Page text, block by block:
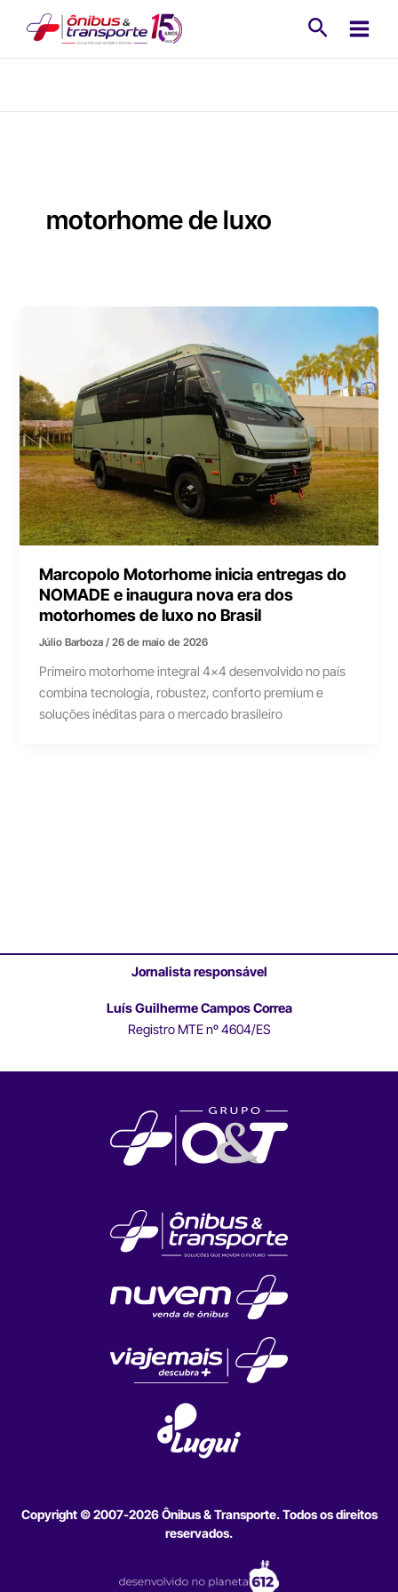
motorhome de luxo
Marcopolo Motorhome inicia entregas do
NOMADE e inaugura nova era dos
motorhomes de luxo no Brasil
Júlio Barboza/26 de maio de 2026
Primeiro motorhome integral 4×4 desenvolvido no país
combina tecnologia, robustez, conforto premium e
soluções inéditas para o mercado brasileiro
Jornalista responsável
Luís Guilherme Campos Correa
Registro MTE nº 4604/ES
Copyright © 2007-2026 Ônibus & Transporte. Todos os direitos
reservados.